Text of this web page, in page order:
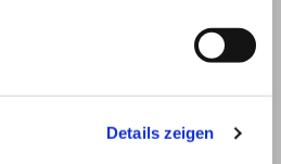
Details zeigen